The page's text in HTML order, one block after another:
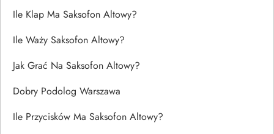
Ile Klap Ma Saksofon Altowy?
Ile Waży Saksofon Altowy?
Jak Grać Na Saksofon Altowy?
Dobry Podolog Warszawa
Ile Przycisków Ma Saksofon Altowy?